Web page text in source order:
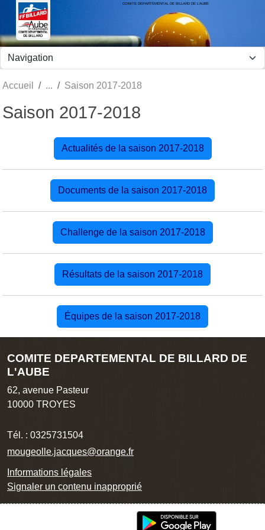
COMITE DEPARTEMENTAL DE BILLARD DE L'AUBE
Accueil Saison 2017-2018
Saison 2017-2018
Actualités de la saison 2017-2018
Documents de la saison 2017-2018
Challenge de la saison 2017-2018
Résultats de la saison 2017-2018
Équipes de la saison 2017-2018
COMITE DEPARTEMENTAL DE BILLARD DE
L'AUBE
62, avenue Pasteur
10000 TROYES
Tél. : 0325731504
mougeolle.jacques@orange.fr
Informations légales
Signaler un contenu inapproprié
Panneau de gestion des cookies